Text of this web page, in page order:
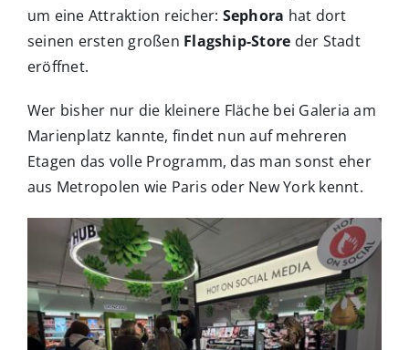
um eine Attraktion reicher: Sephora hat dort
seinen ersten großen Flagship-Store der Stadt
eröffnet.
Wer bisher nur die kleinere Fläche bei Galeria am
Marienplatz kannte, findet nun auf mehreren
Etagen das volle Programm, das man sonst eher
aus Metropolen wie Paris oder New York kennt.